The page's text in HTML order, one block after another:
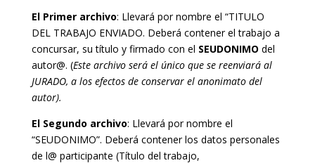
El Primer archivo: Llevará por nombre el “TITULO
DEL TRABAJO ENVIADO. Deberá contener el trabajo a
concursar, su título y firmado con el SEUDONIMO del
autor@. (Este archivo será el único que se reenviará al
JURADO, a los efectos de conservar el anonimato del
autor).
El Segundo archivo: Llevará por nombre el
“SEUDONIMO”. Deberá contener los datos personales
de l@ participante (Título del trabajo,